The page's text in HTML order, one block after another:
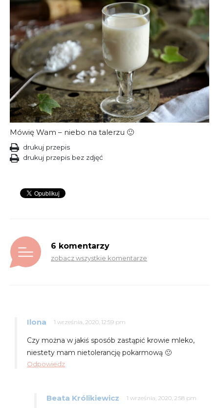
Mówię Wam – niebo na talerzu 🙂
drukuj przepis
drukuj przepis bez zdjęć
6 komentarzy
zobacz wszystkie komentarze
Ilona 1 września, 2020, 12:59 pm
Czy można w jakiś sposób zastąpić krowie mleko,
niestety mam nietolerancję pokarmową 🙁
Odpowiedz
Beata Królikiewicz 1 września, 2020, 2:58 pm